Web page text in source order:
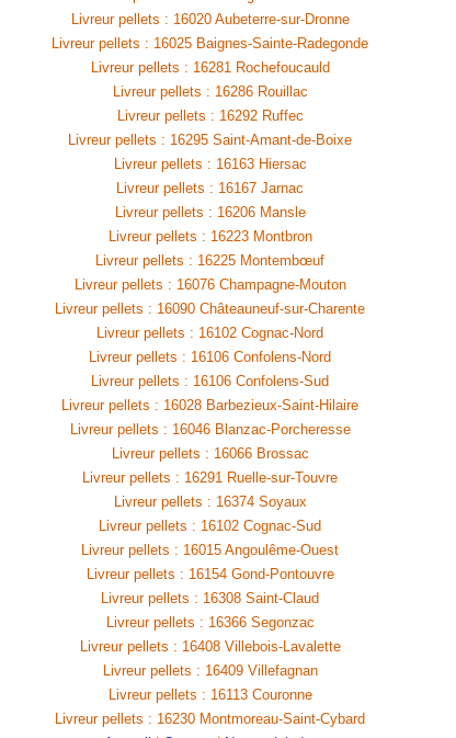
Livreur pellets : 16020 Aubeterre-sur-Dronne
Livreur pellets : 16025 Baignes-Sainte-Radegonde
Livreur pellets : 16281 Rochefoucauld
Livreur pellets : 16286 Rouillac
Livreur pellets : 16292 Ruffec
Livreur pellets : 16295 Saint-Amant-de-Boixe
Livreur pellets : 16163 Hiersac
Livreur pellets : 16167 Jarnac
Livreur pellets : 16206 Mansle
Livreur pellets : 16223 Montbron
Livreur pellets : 16225 Montembœuf
Livreur pellets : 16076 Champagne-Mouton
Livreur pellets : 16090 Châteauneuf-sur-Charente
Livreur pellets : 16102 Cognac-Nord
Livreur pellets : 16106 Confolens-Nord
Livreur pellets : 16106 Confolens-Sud
Livreur pellets : 16028 Barbezieux-Saint-Hilaire
Livreur pellets : 16046 Blanzac-Porcheresse
Livreur pellets : 16066 Brossac
Livreur pellets : 16291 Ruelle-sur-Touvre
Livreur pellets : 16374 Soyaux
Livreur pellets : 16102 Cognac-Sud
Livreur pellets : 16015 Angoulême-Ouest
Livreur pellets : 16154 Gond-Pontouvre
Livreur pellets : 16308 Saint-Claud
Livreur pellets : 16366 Segonzac
Livreur pellets : 16408 Villebois-Lavalette
Livreur pellets : 16409 Villefagnan
Livreur pellets : 16113 Couronne
Livreur pellets : 16230 Montmoreau-Saint-Cybard